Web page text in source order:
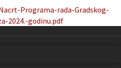
Programa-rada-Gradskog-
2024.-godinu.pdf